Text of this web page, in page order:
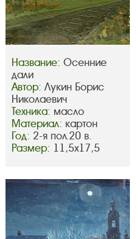
Название: Осенние
дали
Автор: Лукин Борис
Николаевич
Техника: масло
Материал: картон
Год: 2-я пол.20 в.
Размер: 11,5х17,5